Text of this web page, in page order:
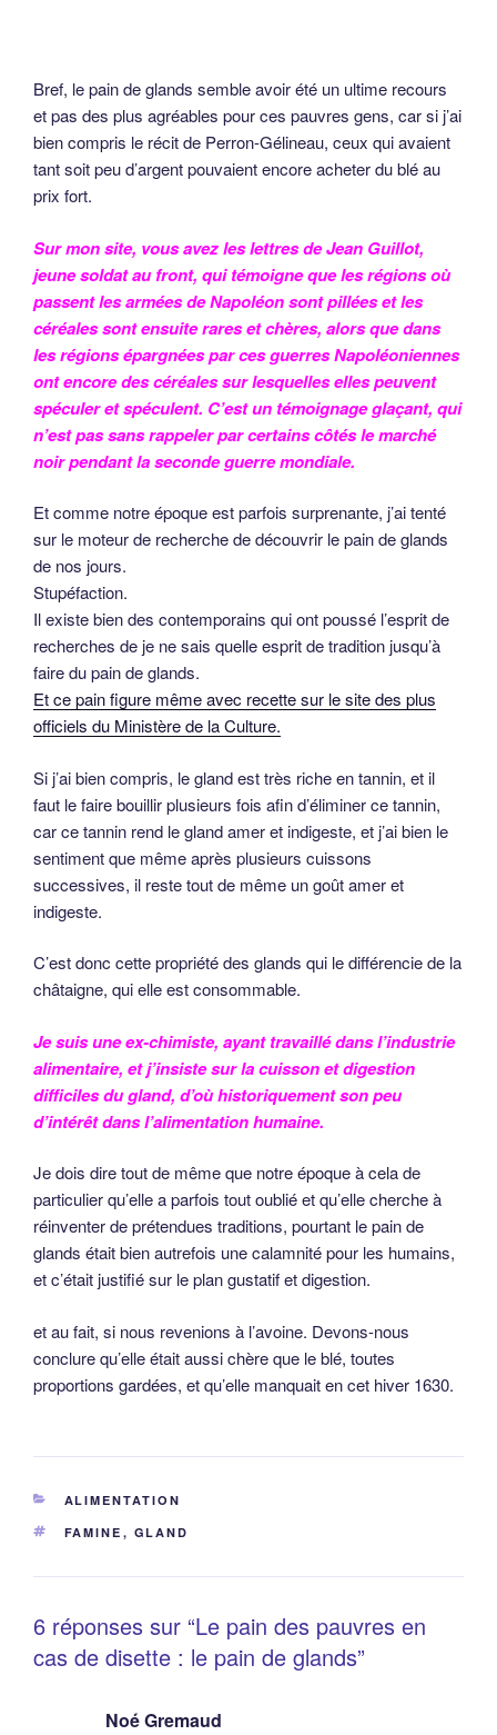
Bref, le pain de glands semble avoir été un ultime recours
et pas des plus agréables pour ces pauvres gens, car si j’ai
bien compris le récit de Perron-Gélineau, ceux qui avaient
tant soit peu d’argent pouvaient encore acheter du blé au
prix fort.
Sur mon site, vous avez les lettres de Jean Guillot,
jeune soldat au front, qui témoigne que les régions où
passent les armées de Napoléon sont pillées et les
céréales sont ensuite rares et chères, alors que dans
les régions épargnées par ces guerres Napoléoniennes
ont encore des céréales sur lesquelles elles peuvent
spéculer et spéculent. C’est un témoignage glaçant, qui
n’est pas sans rappeler par certains côtés le marché
noir pendant la seconde guerre mondiale.
Et comme notre époque est parfois surprenante, j’ai tenté
sur le moteur de recherche de découvrir le pain de glands
de nos jours.
Stupéfaction.
Il existe bien des contemporains qui ont poussé l’esprit de
recherches de je ne sais quelle esprit de tradition jusqu’à
faire du pain de glands.
Et ce pain figure même avec recette sur le site des plus
officiels du Ministère de la Culture.
Si j’ai bien compris, le gland est très riche en tannin, et il
faut le faire bouillir plusieurs fois afin d’éliminer ce tannin,
car ce tannin rend le gland amer et indigeste, et j’ai bien le
sentiment que même après plusieurs cuissons
successives, il reste tout de même un goût amer et
indigeste.
C’est donc cette propriété des glands qui le différencie de la
châtaigne, qui elle est consommable.
Je suis une ex-chimiste, ayant travaillé dans l’industrie
alimentaire, et j’insiste sur la cuisson et digestion
difficiles du gland, d’où historiquement son peu
d’intérêt dans l’alimentation humaine.
Je dois dire tout de même que notre époque à cela de
particulier qu’elle a parfois tout oublié et qu’elle cherche à
réinventer de prétendues traditions, pourtant le pain de
glands était bien autrefois une calamnité pour les humains,
et c’était justifié sur le plan gustatif et digestion.
et au fait, si nous revenions à l’avoine. Devons-nous
conclure qu’elle était aussi chère que le blé, toutes
proportions gardées, et qu’elle manquait en cet hiver 1630.
CATÉGORIES
ALIMENTATION
ÉTIQUETTES
FAMINE , GLAND
6 réponses sur “Le pain des pauvres en
cas de disette : le pain de glands”
Noé Gremaud